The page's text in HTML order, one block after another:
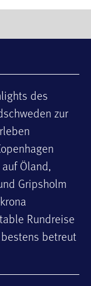
des
zur
Öland,
Grips­holm
Rundreise
betreut